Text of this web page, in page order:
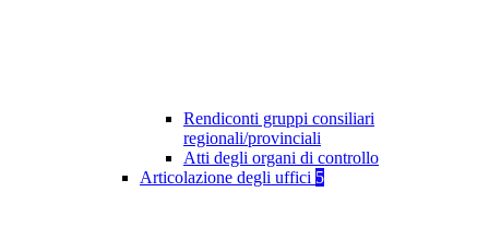
Rendiconti gruppi consiliari
regionali/provinciali
Atti degli organi di controllo
Articolazione degli uffici 5